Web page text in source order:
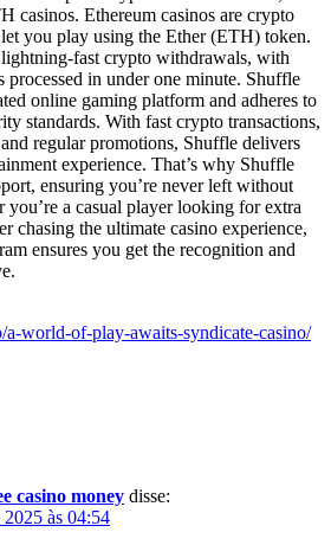
casinos. Ethereum casinos are crypto
you play using the Ether (ETH) token.
fast crypto withdrawals, with
processed in under one minute. Shuffle
online gaming platform and adheres to
standards. With fast crypto transactions,
regular promotions, Shuffle delivers
experience. That’s why Shuffle
ensuring you’re never left without
you’re a casual player looking for extra
chasing the ultimate casino experience,
ensures you get the recognition and
a-world-of-play-awaits-syndicate-casino/
casino money disse:
2025 às 04:54